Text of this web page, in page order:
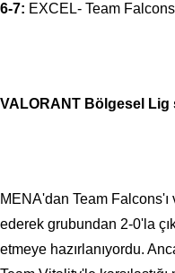
6-7: EXCEL- Team Falcons
VALORANT Bölgesel
MENA'dan Team
ederek grubundan 2-0'la
etmeye hazırlanıyordu.